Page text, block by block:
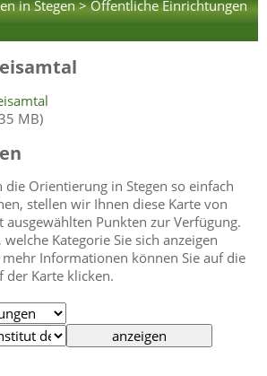
in Stegen > Öffentliche Einrichtungen
MB)
Orientierung in Stegen so einfach
stellen wir Ihnen diese Karte von
ausgewählten Punkten zur Verfügung.
Kategorie Sie sich anzeigen
Informationen können Sie auf die
der Karte klicken.